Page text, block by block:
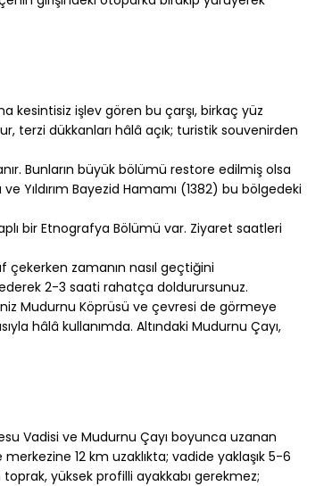
kesintisiz işlev gören bu çarşı, birkaç yüz
terzi dükkanları hâlâ açık; turistik souvenirden
Bunların büyük bölümü restore edilmiş olsa
Yıldırım Bayezid Hamamı (1382) bu bölgedeki
bir Etnografya Bölümü var. Ziyaret saatleri
çekerken zamanın nasıl geçtiğini
2-3 saati rahatça doldurursunuz.
Mudurnu Köprüsü ve çevresi de görmeye
hâlâ kullanımda. Altındaki Mudurnu Çayı,
Vadisi ve Mudurnu Çayı boyunca uzanan
12 km uzaklıkta; vadide yaklaşık 5-6
yüksek profilli ayakkabı gerekmez;